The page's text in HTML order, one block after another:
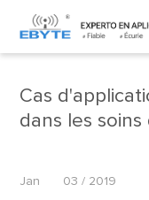
Home > Smart
Cas
dans les
Jan 03 / 2019